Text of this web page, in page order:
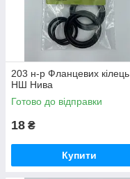
203 н-р Фланцевих кілець
НШ Нива
Готово до відправки
18 ₴
Купити